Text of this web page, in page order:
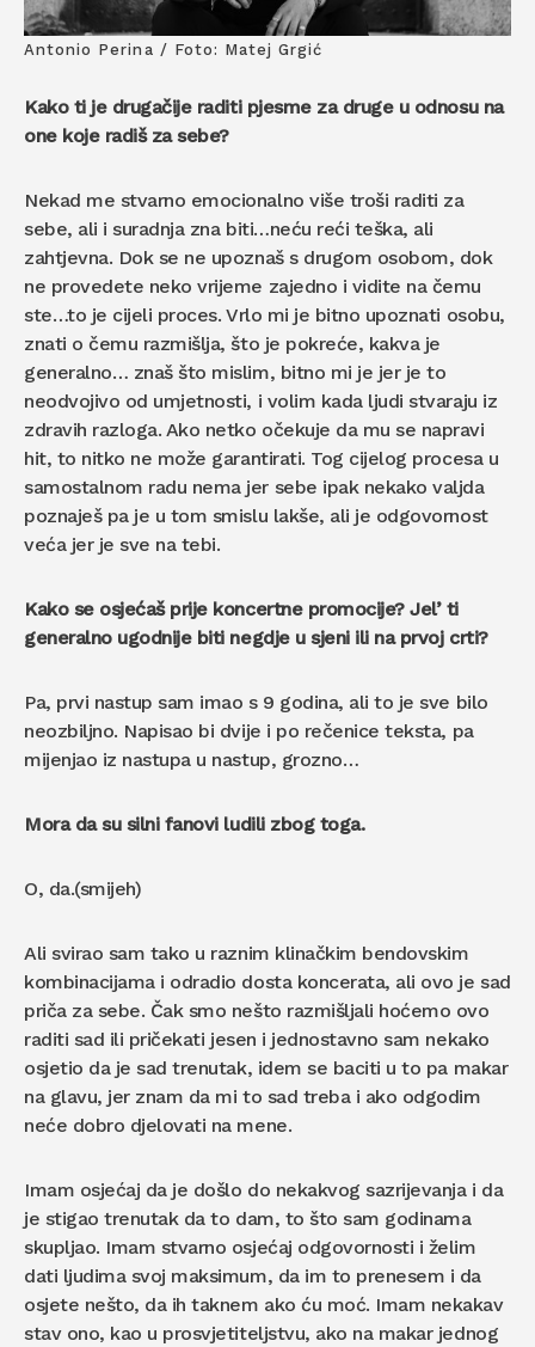
Antonio Perina / Foto: Matej Grgić
Kako ti je drugačije raditi pjesme za druge u odnosu na
one koje radiš za sebe?
Nekad me stvarno emocionalno više troši raditi za
sebe, ali i suradnja zna biti…neću reći teška, ali
zahtjevna. Dok se ne upoznaš s drugom osobom, dok
ne provedete neko vrijeme zajedno i vidite na čemu
ste…to je cijeli proces. Vrlo mi je bitno upoznati osobu,
znati o čemu razmišlja, što je pokreće, kakva je
generalno… znaš što mislim, bitno mi je jer je to
neodvojivo od umjetnosti, i volim kada ljudi stvaraju iz
zdravih razloga. Ako netko očekuje da mu se napravi
hit, to nitko ne može garantirati. Tog cijelog procesa u
samostalnom radu nema jer sebe ipak nekako valjda
poznaješ pa je u tom smislu lakše, ali je odgovornost
veća jer je sve na tebi.
Kako se osjećaš prije koncertne promocije? Jel’ ti
generalno ugodnije biti negdje u sjeni ili na prvoj crti?
Pa, prvi nastup sam imao s 9 godina, ali to je sve bilo
neozbiljno. Napisao bi dvije i po rečenice teksta, pa
mijenjao iz nastupa u nastup, grozno…
Mora da su silni fanovi ludili zbog toga.
O, da.(smijeh)
Ali svirao sam tako u raznim klinačkim bendovskim
kombinacijama i odradio dosta koncerata, ali ovo je sad
priča za sebe. Čak smo nešto razmišljali hoćemo ovo
raditi sad ili pričekati jesen i jednostavno sam nekako
osjetio da je sad trenutak, idem se baciti u to pa makar
na glavu, jer znam da mi to sad treba i ako odgodim
neće dobro djelovati na mene.
Imam osjećaj da je došlo do nekakvog sazrijevanja i da
je stigao trenutak da to dam, to što sam godinama
skupljao. Imam stvarno osjećaj odgovornosti i želim
dati ljudima svoj maksimum, da im to prenesem i da
osjete nešto, da ih taknem ako ću moć. Imam nekakav
stav ono, kao u prosvjetiteljstvu, ako na makar jednog